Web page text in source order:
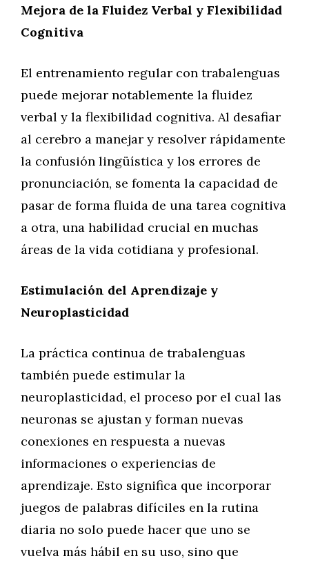
Mejora de la Fluidez Verbal y Flexibilidad
Cognitiva
El entrenamiento regular con trabalenguas
puede mejorar notablemente la fluidez
verbal y la flexibilidad cognitiva. Al desafiar
al cerebro a manejar y resolver rápidamente
la confusión lingüística y los errores de
pronunciación, se fomenta la capacidad de
pasar de forma fluida de una tarea cognitiva
a otra, una habilidad crucial en muchas
áreas de la vida cotidiana y profesional.
Estimulación del Aprendizaje y
Neuroplasticidad
La práctica continua de trabalenguas
también puede estimular la
neuroplasticidad, el proceso por el cual las
neuronas se ajustan y forman nuevas
conexiones en respuesta a nuevas
informaciones o experiencias de
aprendizaje. Esto significa que incorporar
juegos de palabras difíciles en la rutina
diaria no solo puede hacer que uno se
vuelva más hábil en su uso, sino que